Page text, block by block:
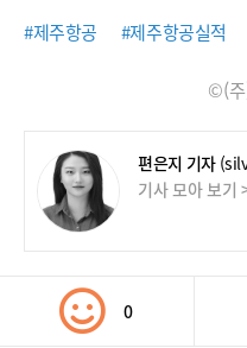
#제주항공 #제주항공실적
©(주
편은지 기자
기사 모아 보기
0